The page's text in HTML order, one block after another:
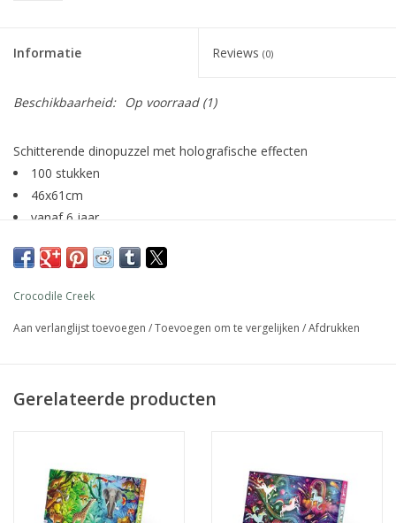
Informatie Reviews (0)
Beschikbaarheid: Op voorraad(1)
Schitterende dinopuzzel met holografische effecten
100 stukken
46x61cm
vanaf 6 jaar
Crocodile Creek
Aan verlanglijst toevoegen /Toevoegen om te vergelijken /Afdrukken
Gerelateerde producten